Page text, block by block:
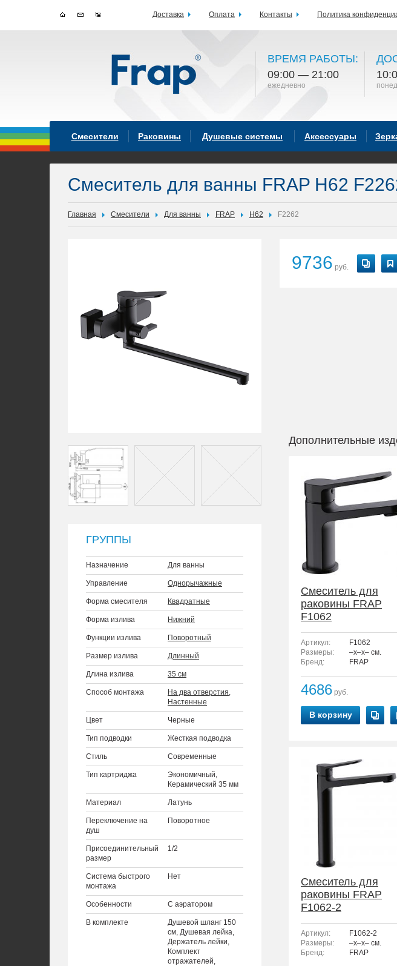
ВРЕМЯ РАБОТЫ:
09:00 — 21:00
ежедневно
Смесители Раковины Душевые системы Аксессуары
Смеситель для ванны FRAP H62
Главная Смесители Для ванны FRAP H62 F2262
ГРУППЫ
Назначение Для ванны
Управление Однорычажные
Форма смесителя Квадратные
Форма излива Нижний
Функции излива Поворотный
Размер излива Длинный
Длина излива 35 см
Способ монтажа На два отверстия,
Настенные
Цвет Черные
Тип подводки Жесткая подводка
Стиль Современные
Тип картриджа
Экономичный,
Керамический 35 мм
Материал Латунь
Переключение на
душ
Поворотное
Присоединительный
размер
1/2
Система быстрого
монтажа
Нет
Особенности С аэратором
В комплекте
Душевой шланг 150
см, Душевая лейка,
Держатель лейки,
Комплект
отражателей,
9736 руб.
Дополнительные
Смеситель для
раковины FRAP
F1062
Артикул:
F1062
Размеры:
–x–x– см.
Бренд:
FRAP
4686 руб.
В корзину
Смеситель для
раковины FRAP
F1062-2
Артикул:
F1062-2
Размеры:
–x–x– см.
Бренд:
FRAP
Доставка Оплата Контакты Политика